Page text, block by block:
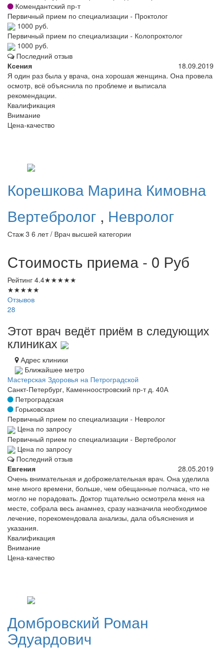
Комендантский пр-т
Первичный прием по специализации - Проктолог
1000 руб.
Первичный прием по специализации - Колопроктолог
1000 руб.
Последний отзыв
Ксения
18.09.2019
Я один раз была у врача, она хорошая женщина. Она провела
осмотр, всё объяснила по проблеме и выписала
рекомендации.
Квалификация
Внимание
Цена-качество
Корешкова Марина Кимовна
Вертебролог , Невролог
Стаж 3 6 лет / Врач высшей категории
Стоимость приема - 0 Руб
Рейтинг 4.4★★★★★
★★★★★
Отзывов
28
Этот врач ведёт приём в следующих
клиниках
Адрес клиники
Ближайшее метро
Мастерская Здоровья на Петроградской
Санкт-Петербург, Каменноостровский пр-т д. 40А
Петроградская
Горьковская
Первичный прием по специализации - Невролог
Цена по запросу
Первичный прием по специализации - Вертебролог
Цена по запросу
Последний отзыв
Евгения
28.05.2019
Очень внимательная и доброжелательная врач. Она уделила
мне много времени, больше, чем обещанные полчаса, что не
могло не порадовать. Доктор тщательно осмотрела меня на
месте, собрала весь анамнез, сразу назначила необходимое
лечение, порекомендовала анализы, дала объяснения и
указания.
Квалификация
Внимание
Цена-качество
Домбровский Роман
Эдуардович